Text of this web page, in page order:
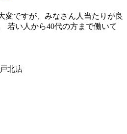
変ですが、みなさん人当たりが良
若い人から40代の方まで働いて
北店